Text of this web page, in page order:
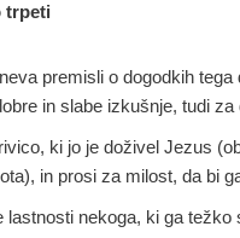
trpeti
premisli o dogodkih tega
in slabe izkušnje, tudi
ki jo je doživel Jezus
in prosi za milost, da bi
lastnosti nekoga, ki ga težko